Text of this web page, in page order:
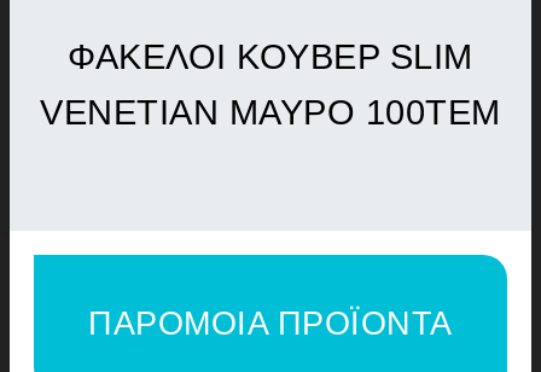
ΦΑΚΕΛΟΙ ΚΟΥΒΕΡ SLIM
VENETIAN ΜΑΥΡΟ 100TEM
ΠΑΡΟΜΟΙΑ ΠΡΟΪΟΝΤΑ